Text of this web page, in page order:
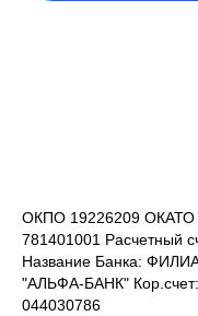
ОКПО 19226209 ОКАТО
781401001 Расчетный
Название Банка:
"АЛЬФА-БАНК"
044030786